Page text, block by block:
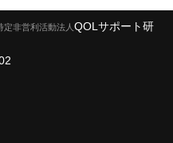
定非営利活動法人 QOLサポート研